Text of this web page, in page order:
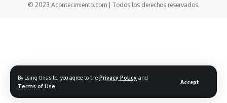
By using this site, you agree to the Privacy Policy and
Terms of Use
Accept
© 2023 Acontecimiento.com | Todos los derechos reservados.